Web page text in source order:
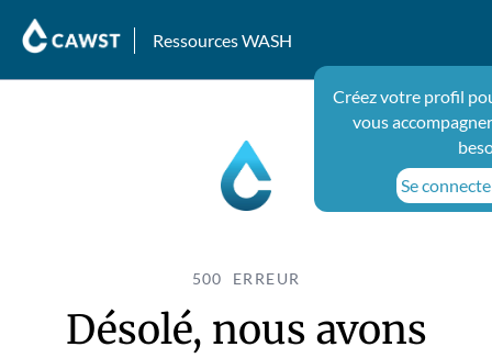
Ressources WASH
Créez votre profil
vous
Se
500 ERREUR
Désolé, nous avons